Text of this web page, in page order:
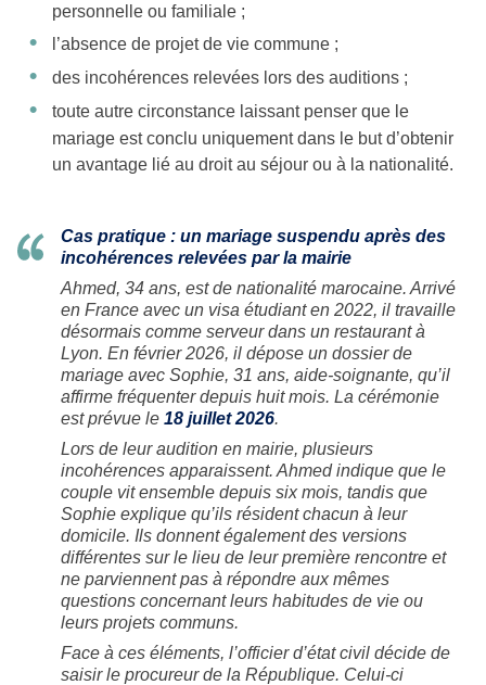
personnelle ou familiale ;
l’absence de projet de vie commune ;
des incohérences relevées lors des auditions ;
toute autre circonstance laissant penser que le
mariage est conclu uniquement dans le but d’obtenir
un avantage lié au droit au séjour ou à la nationalité.
Cas pratique : un mariage suspendu après des
incohérences relevées par la mairie
Ahmed, 34 ans, est de nationalité marocaine. Arrivé
en France avec un visa étudiant en 2022, il travaille
désormais comme serveur dans un restaurant à
Lyon. En février 2026, il dépose un dossier de
mariage avec Sophie, 31 ans, aide-soignante, qu’il
affirme fréquenter depuis huit mois. La cérémonie
est prévue le 18 juillet 2026.
Lors de leur audition en mairie, plusieurs
incohérences apparaissent. Ahmed indique que le
couple vit ensemble depuis six mois, tandis que
Sophie explique qu’ils résident chacun à leur
domicile. Ils donnent également des versions
différentes sur le lieu de leur première rencontre et
ne parviennent pas à répondre aux mêmes
questions concernant leurs habitudes de vie ou
leurs projets communs.
Face à ces éléments, l’officier d’état civil décide de
saisir le procureur de la République. Celui-ci